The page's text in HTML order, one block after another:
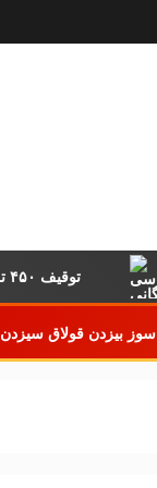
توقیف ۴۵۰ تن فرآورده خام دامی به دلیل رعایت نکردن ضوابط بهداشتی
سوز بیزدن قولاق سیزدن